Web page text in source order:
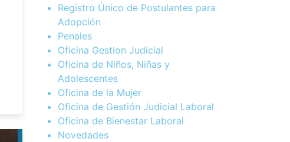
Registro Único de Postulantes para
Adopción
Penales
Oficina Gestion Judicial
Oficina de Niños, Niñas y
Adolescentes
Oficina de la Mujer
Oficina de Gestión Judicial Laboral
Oficina de Bienestar Laboral
Novedades